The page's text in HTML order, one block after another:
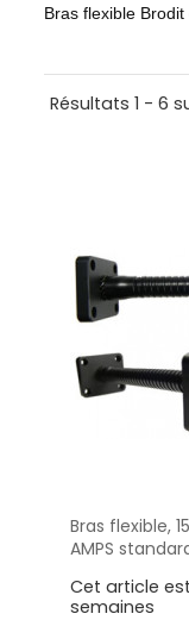
Bras flexible
Résultats 1 - 6
Bras flexible,
AMPS
Cet article
semaines